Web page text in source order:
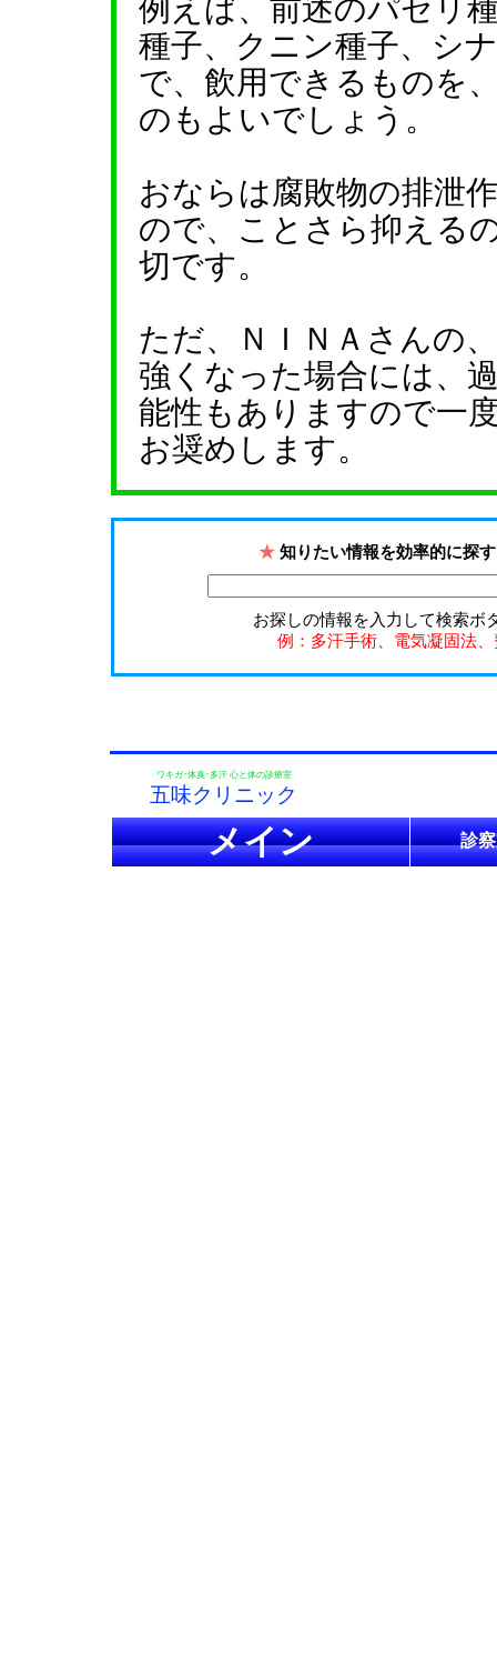
例えば、前述のパセリ
種子、クニン種子、シ
で、飲用できるものを
のもよいでしょう。
おならは腐敗物の排泄
ので、ことさら抑える
切です。
ただ、ＮＩＮＡさんの
強くなった場合には、
能性もありますので一
お奨めします。
★ 知りたい情報を効率的に探
お探しの情報を入力して検索ボ
例：多汗手術、電気凝固法
ワキガ･体臭･多汗 心と体の診療室
五味クリニック
メイン 診